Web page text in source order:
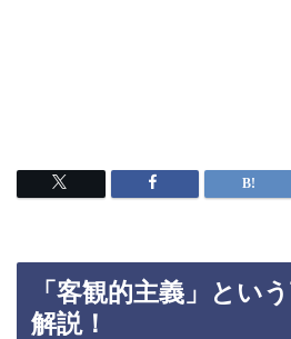
「客観的主義」とい
解説！